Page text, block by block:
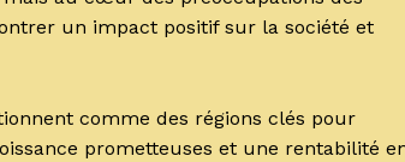
un impact positif sur la société et
comme des régions clés pour
prometteuses et une rentabilité